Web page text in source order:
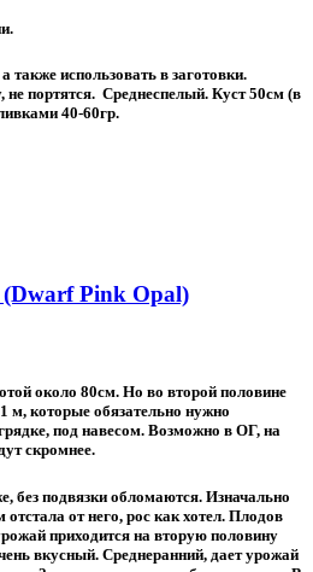
использовать в заготовки.
не портятся. Среднеспелый. Куст 50см (в
40-60гр.
Pink Opal)
около 80см. Но во второй половине
м, которые обязательно нужно
под навесом. Возможно в ОГ, на
скромнее.
без подвязки обломаются. Изначально
от него, рос как хотел. Плодов
приходится на вторую половину
вкусный. Среднеранний, дает урожай